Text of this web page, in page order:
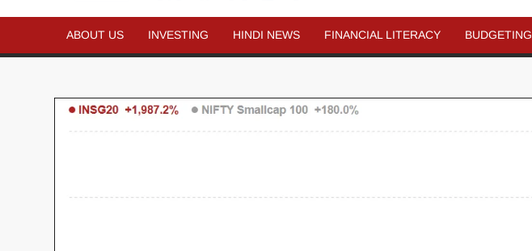
MORE
MONEY
–
MONEY
NEWS
ABOUT US INVESTING HINDI NEWS FINANCIAL LITERACY BUDGETING